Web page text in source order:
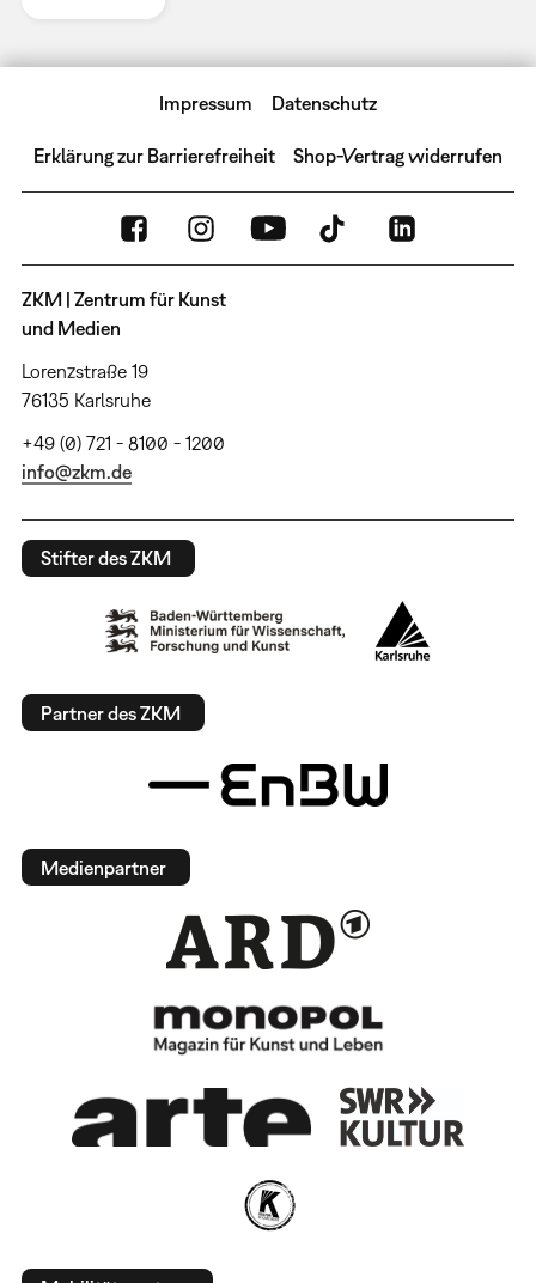
Impressum Datenschutz
Erklärung zur Barrierefreiheit Shop-Vertrag widerrufen
ZKM | Zentrum für Kunst
und Medien
Lorenzstraße 19
76135 Karlsruhe
+49 (0) 721 - 8100 - 1200
info@zkm.de
Stifter des ZKM
Partner des ZKM
Medienpartner